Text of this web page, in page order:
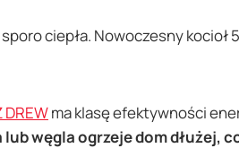
ciepła. Nowoczesny kocioł
DREWma klasę efektywności
węgla ogrzeje dom dłużej,